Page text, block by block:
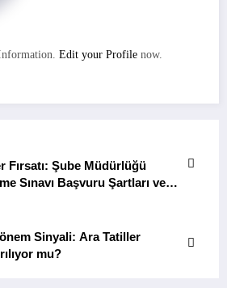
Edit your Profile now.
Fırsatı: Şube Müdürlüğü
Sınavı Başvuru Şartları ve
Sinyali: Ara Tatiller
mu?